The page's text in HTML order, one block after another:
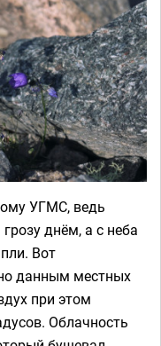
УГМС, ведь
днём, а с неба
Вот
данным местных
при этом
Облачность